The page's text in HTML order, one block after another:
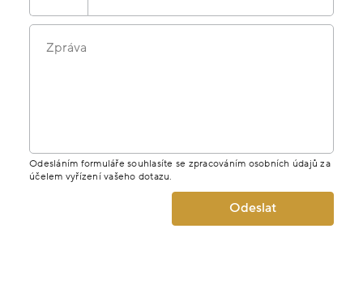
Zpráva
Odesláním formuláře souhlasíte se zpracováním osobních údajů za
účelem vyřízení vašeho dotazu.
Odeslat